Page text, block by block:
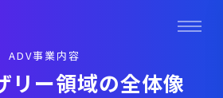
ADV事業内容
リー領域の全体像